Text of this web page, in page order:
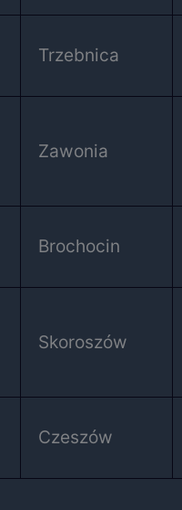
Trzebnica
Zawonia
Brochocin
Skoroszów
Czeszów